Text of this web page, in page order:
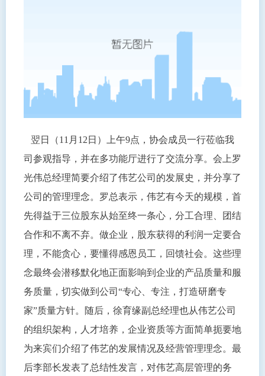
翌日（11月12日）上午9点，协会成员一行莅临我
司参观指导，并在多功能厅进行了交流分享。会上罗
光伟总经理简要介绍了伟艺公司的发展史，并分享了
公司的管理理念。罗总表示，伟艺有今天的规模，首
先得益于三位股东从始至终一条心，分工合理、团结
合作和不离不弃。做企业，股东获得的利润一定要合
理，不能贪心，要懂得感恩员工，回馈社会。这些理
念最终会潜移默化地正面影响到企业的产品质量和服
务质量，切实做到公司“专心、专注，打造研磨专
家”质量方针。随后，徐育缘副总经理也从伟艺公司
的组织架构，人才培养，企业资质等方面简单扼要地
为来宾们介绍了伟艺的发展情况及经营管理理念。最
后李部长发表了总结性发言，对伟艺高层管理的务